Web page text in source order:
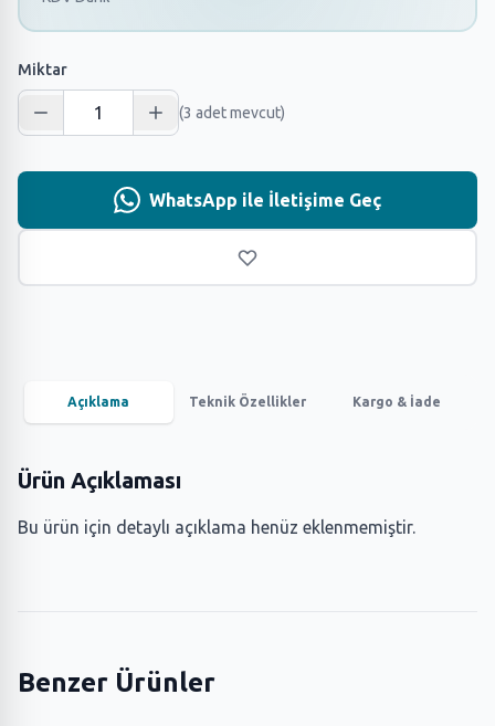
Miktar
(3 adet mevcut)
WhatsApp ile İletişime Geç
Açıklama Teknik Özellikler Kargo & İade
Ürün Açıklaması
Bu ürün için detaylı açıklama henüz eklenmemiştir.
Benzer Ürünler